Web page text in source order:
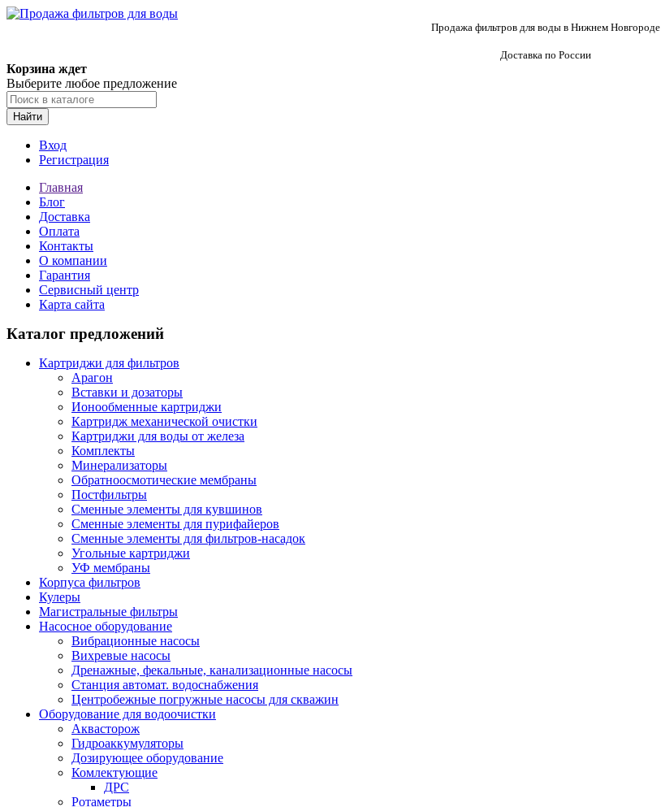
Продажа фильтров для воды в Нижнем Новгороде
Доставка по России
Корзина ждет
Выберите любое предложение
Найти
Вход
Регистрация
Главная
Блог
Доставка
Оплата
Контакты
О компании
Гарантия
Сервисный центр
Карта сайта
Каталог предложений
Картриджи для фильтров
Арагон
Вставки и дозаторы
Ионообменные картриджи
Картридж механической очистки
Картриджи для воды от железа
Комплекты
Минерализаторы
Обратноосмотические мембраны
Постфильтры
Сменные элементы для кувшинов
Сменные элементы для пурифайеров
Сменные элементы для фильтров-насадок
Угольные картриджи
УФ мембраны
Корпуса фильтров
Кулеры
Магистральные фильтры
Насосное оборудование
Вибрационные насосы
Вихревые насосы
Дренажные, фекальные, канализационные насосы
Станция автомат. водоснабжения
Центробежные погружные насосы для скважин
Оборудование для водоочистки
Аквасторож
Гидроаккумуляторы
Дозирующее оборудование
Комлектующие
ДРС
Ротаметры